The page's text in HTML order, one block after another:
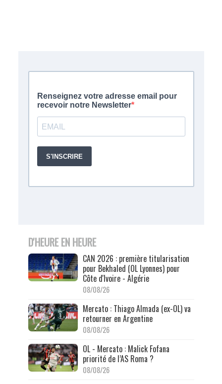
D'HEURE EN HEURE
CAN 2026 : première titularisation
pour Bekhaled (OL Lyonnes) pour
Côte d'Ivoire - Algérie
08/08/26
Mercato : Thiago Almada (ex-OL) va
retourner en Argentine
08/08/26
OL - Mercato : Malick Fofana
priorité de l’AS Roma ?
08/08/26